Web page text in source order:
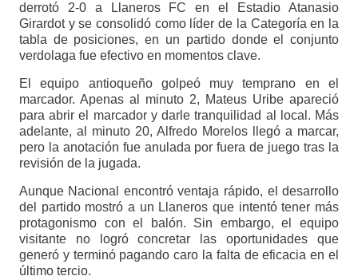
derrotó 2-0 a Llaneros FC en el Estadio Atanasio
Girardot y se consolidó como líder de la Categoría en la
tabla de posiciones, en un partido donde el conjunto
verdolaga fue efectivo en momentos clave.
El equipo antioqueño golpeó muy temprano en el
marcador. Apenas al minuto 2, Mateus Uribe apareció
para abrir el marcador y darle tranquilidad al local. Más
adelante, al minuto 20, Alfredo Morelos llegó a marcar,
pero la anotación fue anulada por fuera de juego tras la
revisión de la jugada.
Aunque Nacional encontró ventaja rápido, el desarrollo
del partido mostró a un Llaneros que intentó tener más
protagonismo con el balón. Sin embargo, el equipo
visitante no logró concretar las oportunidades que
generó y terminó pagando caro la falta de eficacia en el
último tercio.